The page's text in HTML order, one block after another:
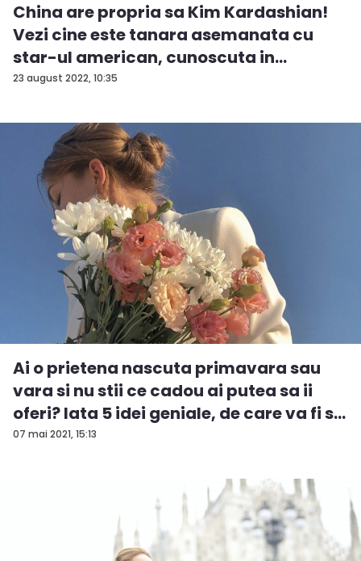
23 august 2022, 10:35
China are propria sa Kim Kardashian!
Vezi cine este tanara asemanata cu
star-ul american, cunoscuta in
intreag...
07 mai 2021, 15:13
Ai o prietena nascuta primavara sau
vara si nu stii ce cadou ai putea sa ii
oferi? Iata 5 idei geniale, de care va fi s...